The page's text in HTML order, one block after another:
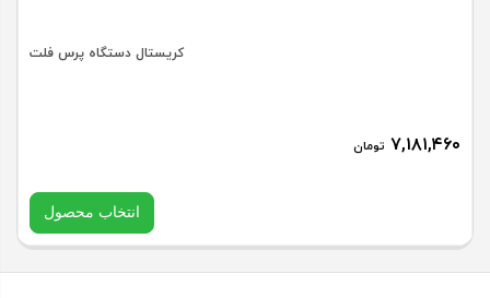
کریستال دستگاه پرس فلت
۷,۱۸۱,۴۶۰ تومان
انتخاب محصول